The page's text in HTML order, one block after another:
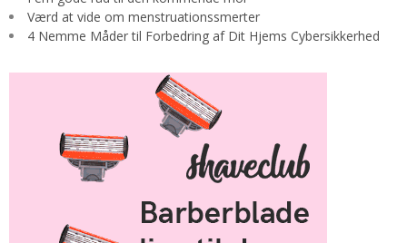
Værd at vide om menstruationssmerter
4 Nemme Måder til Forbedring af Dit Hjems Cybersikkerhed